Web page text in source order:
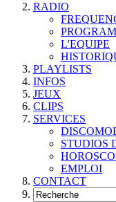
RADIO
L'EQUIPE
PLAYLISTS
INFOS
JEUX
CLIPS
SERVICES
STUDIOS
EMPLOI
CONTACT